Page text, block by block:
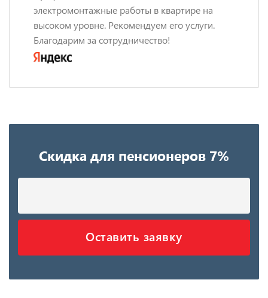
электромонтажные работы в квартире на
высоком уровне. Рекомендуем его услуги.
Благодарим за сотрудничество!
Скидка для пенсионеров 7%
Оставить заявку